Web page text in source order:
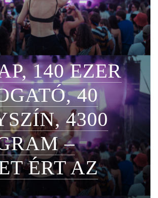
140 EZER
40
4300
–
ÉRT AZ